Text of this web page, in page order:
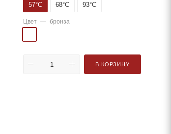
57°С 68°С 93°С
Цвет — бронза
В КОРЗИНУ